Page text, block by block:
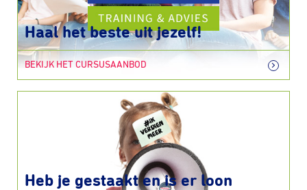
Haal het beste uit jezelf!
BEKIJK HET CURSUSAANBOD
Heb je gestaakt en is er loon